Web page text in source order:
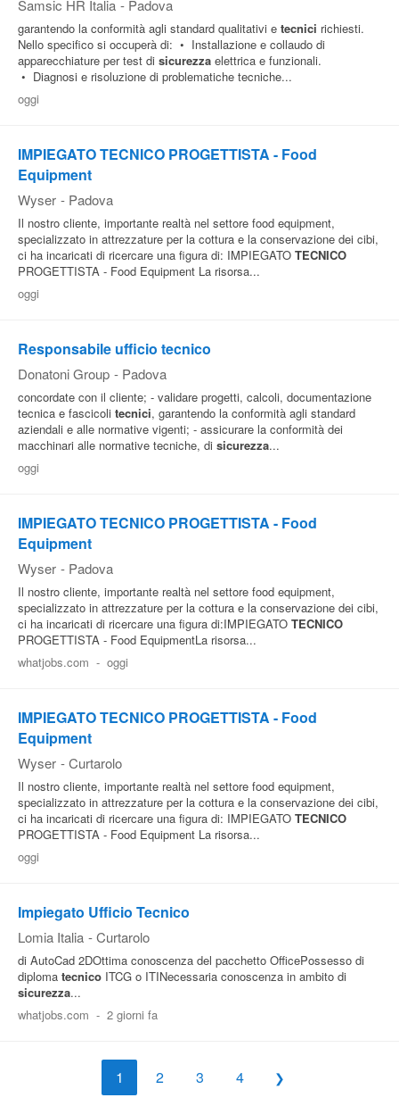
Samsic HR Italia - Padova
garantendo la conformità agli standard qualitativi e tecnici richiesti.
Nello specifico si occuperà di: • Installazione e collaudo di
apparecchiature per test di sicurezza elettrica e funzionali.
• Diagnosi e risoluzione di problematiche tecniche...
oggi
IMPIEGATO TECNICO PROGETTISTA - Food
Equipment
Wyser - Padova
Il nostro cliente, importante realtà nel settore food equipment,
specializzato in attrezzature per la cottura e la conservazione dei cibi,
ci ha incaricati di ricercare una figura di: IMPIEGATO TECNICO
PROGETTISTA - Food Equipment La risorsa...
oggi
Responsabile ufficio tecnico
Donatoni Group - Padova
concordate con il cliente; - validare progetti, calcoli, documentazione
tecnica e fascicoli tecnici, garantendo la conformità agli standard
aziendali e alle normative vigenti; - assicurare la conformità dei
macchinari alle normative tecniche, di sicurezza...
oggi
IMPIEGATO TECNICO PROGETTISTA - Food
Equipment
Wyser - Padova
Il nostro cliente, importante realtà nel settore food equipment,
specializzato in attrezzature per la cottura e la conservazione dei cibi,
ci ha incaricati di ricercare una figura di:IMPIEGATO TECNICO
PROGETTISTA - Food EquipmentLa risorsa...
whatjobs.com - oggi
IMPIEGATO TECNICO PROGETTISTA - Food
Equipment
Wyser - Curtarolo
Il nostro cliente, importante realtà nel settore food equipment,
specializzato in attrezzature per la cottura e la conservazione dei cibi,
ci ha incaricati di ricercare una figura di: IMPIEGATO TECNICO
PROGETTISTA - Food Equipment La risorsa...
oggi
Impiegato Ufficio Tecnico
Lomia Italia - Curtarolo
di AutoCad 2DOttima conoscenza del pacchetto OfficePossesso di
diploma tecnico ITCG o ITINecessaria conoscenza in ambito di
sicurezza...
whatjobs.com - 2 giorni fa
1 2 3 4